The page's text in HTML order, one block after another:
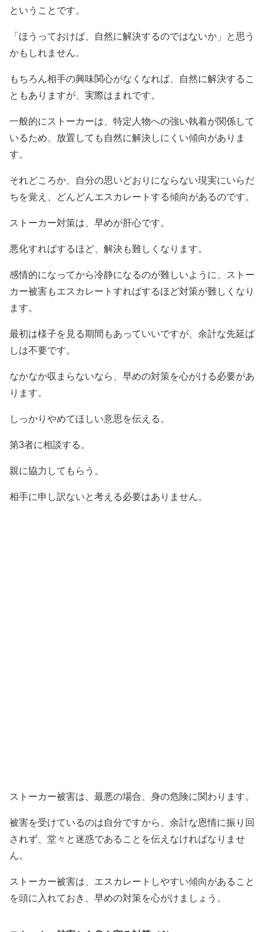
ということです。
「ほうっておけば、自然に解決するのではないか」と思う
かもしれません。
もちろん相手の興味関心がなくなれば、自然に解決するこ
ともありますが、実際はまれです。
一般的にストーカーは、特定人物への強い執着が関係して
いるため、放置しても自然に解決しにくい傾向がありま
す。
それどころか、自分の思いどおりにならない現実にいらだ
ちを覚え、どんどんエスカレートする傾向があるのです。
ストーカー対策は、早めが肝心です。
悪化すればするほど、解決も難しくなります。
感情的になってから冷静になるのが難しいように、ストー
カー被害もエスカレートすればするほど対策が難しくなり
ます。
最初は様子を見る期間もあっていいですが、余計な先延ば
しは不要です。
なかなか収まらないなら、早めの対策を心がける必要があ
ります。
しっかりやめてほしい意思を伝える。
第3者に相談する。
親に協力してもらう。
相手に申し訳ないと考える必要はありません。
ストーカー被害は、最悪の場合、身の危険に関わります。
被害を受けているのは自分ですから、余計な恩情に振り回
されず、堂々と迷惑であることを伝えなければなりませ
ん。
ストーカー被害は、エスカレートしやすい傾向があること
を頭に入れておき、早めの対策を心がけましょう。